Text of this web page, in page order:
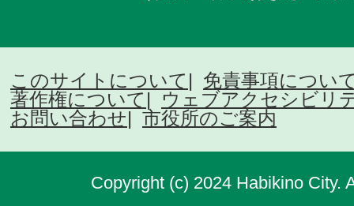
このサイトについて
免責事項につい
著作権について
ウェブアクセシビリ
お問い合わせ
市役所のご案内
Copyright (c) 2024 Habikino City.